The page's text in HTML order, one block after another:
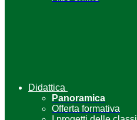
Didattica
Panoramica
Offerta formativa